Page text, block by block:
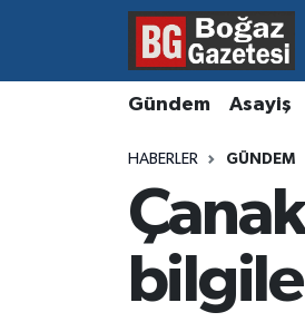
Gündem Asayiş
HABERLER GÜNDEM
Asayiş
Ekonomi
Gündem
Kültür ve Sanat
Hava Durumu
Süper Lig Puan Durumu ve
Tüm Manşetler
Son Dakika Haberleri